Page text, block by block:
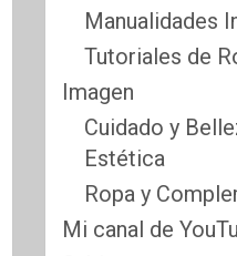
Manualidades
Tutoriales de
Imagen
Cuidado y
Estética
Ropa y
Mi canal de